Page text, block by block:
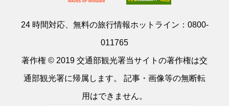
24 時間対応、無料の旅行情報ホットライン： 0800-
011765
著作権 © 2019 交通部観光署当サイトの著作権は交
通部観光署に帰属します。 記事・画像等の無断転
用はできません。